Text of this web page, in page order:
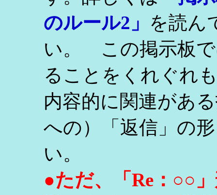
のルール2」 を読ん
い。 この掲示板で
ることをくれぐれ
内容的に関連があ
への）「返信」の
い。
●ただ、「Re：○○